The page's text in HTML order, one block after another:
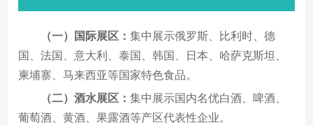
（一） 国际展区：集中展示俄罗斯、比利时、德
国、法国、意大利、泰国、韩国、日本、哈萨克斯坦、
柬埔寨、马来西亚等国家特色食品。
（二）酒水展区：集中展示国内名优白酒、啤酒、
葡萄酒、黄酒、果露酒等产区代表性企业。